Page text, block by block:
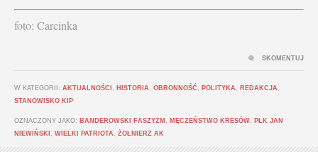
foto: Carcinka
W KATEGORII: AKTUALNOŚCI , HISTORIA , OBRONNOŚĆ , POLITYKA , REDAKCJA ,
STANOWISKO KIP
OZNACZONY JAKO: BANDEROWSKI FASZYZM , MĘCZEŃSTWO KRESÓW, PŁK JAN
NIEWIŃSKI , WIELKI PATRIOTA , ŻOŁNIERZ AK
SKOMENTUJ